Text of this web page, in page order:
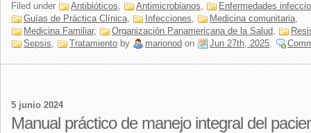
Filed under
Antibióticos, Antimicrobianos,
Enfermedades
Guías de Práctica Clínica, Infecciones, Medicina comunitaria,
Medicina Familiar, Organización Panamericana de la Salud,
Sepsis, Tratamiento by marionod on Jun 27th, 2025.
5 junio 2024
Manual práctico de manejo integral del